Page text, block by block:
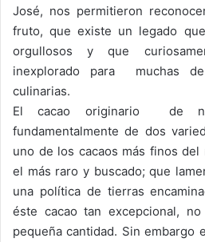
José, nos permitieron
fruto, que existe un legado
orgullosos y que
inexplorado para muchas
culinarias.
El cacao originario de
fundamentalmente de dos
uno de los cacaos más finos
el más raro y buscado; que
una política de tierras
éste cacao tan excepcional,
pequeña cantidad. Sin embargo